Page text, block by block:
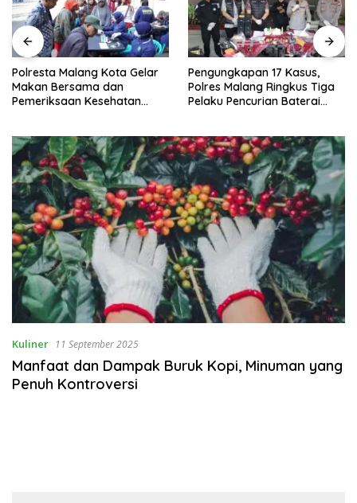
Polresta Malang Kota Gelar
Makan Bersama dan
Pemeriksaan Kesehatan
Pengungkapan 17 Kasus,
Polres Malang Ringkus Tiga
Pelaku Pencurian Baterai
Kuliner 11 September 2025
Manfaat dan Dampak Buruk Kopi, Minuman yang
Penuh Kontroversi